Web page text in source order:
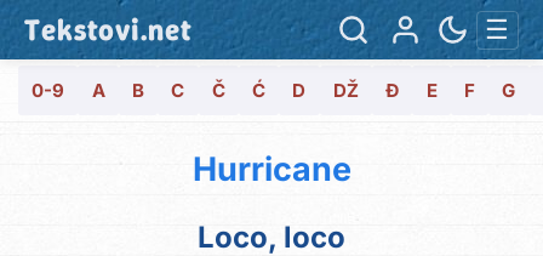
Tekstovi.net ☰
0-9 A B C Č Ć D DŽ Đ E F G
Hurricane
Loco, loco